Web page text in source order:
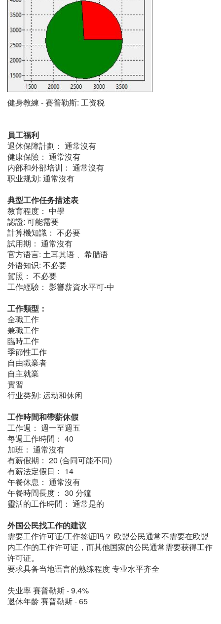
健身教練 - 賽普勒斯: 工资税
員工福利
退休保障計劃： 通常沒有
健康保險： 通常沒有
内部和外部培训： 通常沒有
职业规划: 通常沒有
典型工作任务描述表
教育程度： 中學
認證: 可能需要
計算機知識： 不必要
試用期： 通常沒有
官方语言: 土耳其语 、希腊语
外语知识: 不必要
駕照： 不必要
工作經驗： 影響薪資水平可-中
工作類型：
全職工作
兼職工作
臨時工作
季節性工作
自由職業者
自主就業
實習
行业类别: 运动和休闲
工作時間和帶薪休假
工作週： 週一至週五
每週工作時間： 40
加班： 通常沒有
有薪假期： 20 (合同可能不同)
有薪法定假日： 14
午餐休息： 通常沒有
午餐時間長度： 30 分鐘
靈活的工作時間： 通常是的
外国公民找工作的建议
需要工作许可证/工作签证吗？ 欧盟公民通常不需要在欧盟
内工作的工作许可证，而其他国家的公民通常需要获得工作
许可证。
要求具备当地语言的熟练程度 专业水平齐全
失业率 賽普勒斯 - 9.4%
退休年龄 賽普勒斯 - 65